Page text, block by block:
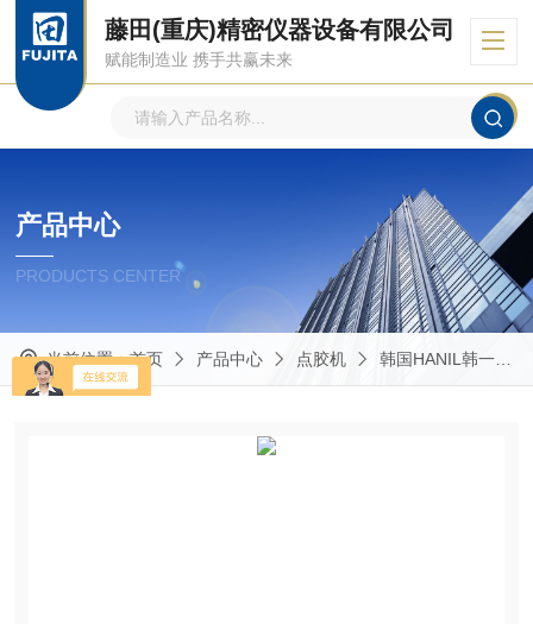
藤田(重庆)精密仪器设备有限公司
赋能制造业 携手共赢未来
产品中心
PRODUCTS CENTER
当前位置：首页 产品中心 点胶机 韩国HANIL韩一